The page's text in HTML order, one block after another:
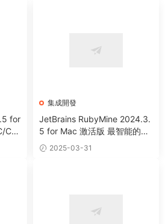
for
C+
集成開發
JetBrains RubyMine 2024.3.
5 for Mac 激活版 最智能的Ru
by與Rails集成開發工具 (Intel
+Apple Silicon)
2025-03-31